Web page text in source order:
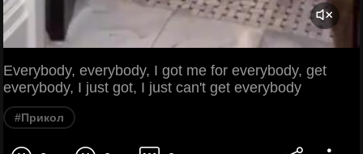
Everybody, everybody, I got me for everybody, get
everybody, I just got, I just can't get everybody
#Прикол